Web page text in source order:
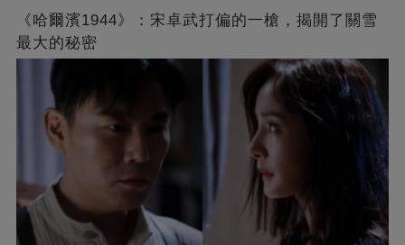
《哈爾濱1944》：宋卓武打偏的一槍，揭開了關雪
最大的秘密